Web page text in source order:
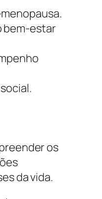
bem-estar
os
da vida.